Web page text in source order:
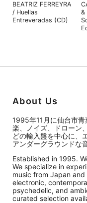
BEATRIZ FERREYRA
/ Huellas
Entreveradas (CD)
&
About Us
1995年11月に仙台市
楽、ノイズ、ドローン
どの輸入盤を中心に、
アンダーグラウンドな
Established in 1995.
We specialize in
music from Japan
electronic,
psychedelic, and
curated selection